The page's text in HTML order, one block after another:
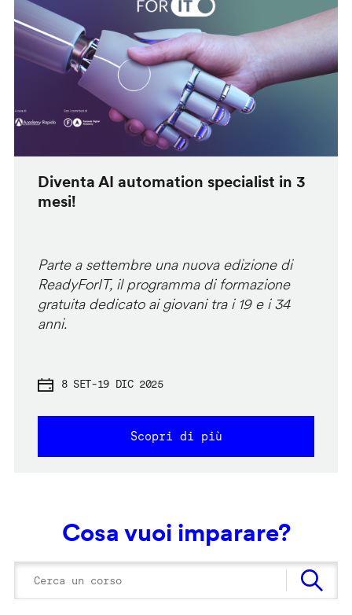
Diventa AI automation specialist in 3
mesi!
Parte a settembre una nuova edizione di
ReadyForIT, il programma di formazione
gratuita dedicato ai giovani tra i 19 e i 34
anni.
8 SET-19 DIC 2025
Scopri di più
Cosa vuoi imparare?